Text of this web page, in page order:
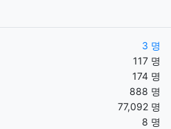
3 명
117 명
174 명
888 명
77,092 명
8 명